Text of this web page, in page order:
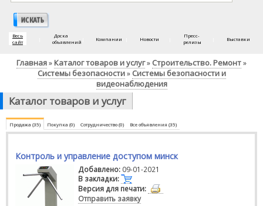
Весь
сайт
Доска
объявлений
Компании Новости
Пресс-
релизы
Выставки
Главная» Каталог товаров и услуг» Строительство. Ремонт»
Системы безопасности» Системы безопасности и
видеонаблюдения
Каталог товаров и услуг
Продажа (35) Покупка (0) Сотрудничество (0) Все объявления (35)
Контроль и управление доступом минск
Добавлено: 09-01-2021
В закладки:
Версия для печати:
Отправить заявку